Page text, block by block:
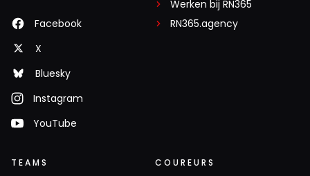
Facebook
X
Bluesky
Instagram
YouTube
Werken bij RN365
RN365.agency
TEAMS COUREURS